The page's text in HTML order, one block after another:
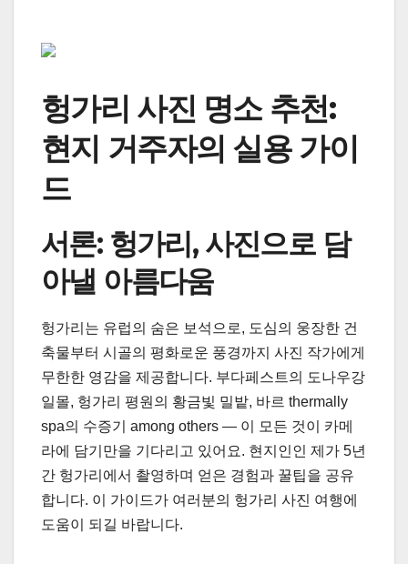
헝가리 사진 명소 추천:
현지 거주자의 실용 가이
드
서론: 헝가리, 사진으로 담
아낼 아름다움
헝가리는 유럽의 숨은 보석으로, 도심의 웅장한 건
축물부터 시골의 평화로운 풍경까지 사진 작가에게
무한한 영감을 제공합니다. 부다페스트의 도나우강
일몰, 헝가리 평원의 황금빛 밀밭, 바르 thermally
spa의 수증기 among others — 이 모든 것이 카메
라에 담기만을 기다리고 있어요. 현지인인 제가 5년
간 헝가리에서 촬영하며 얻은 경험과 꿀팁을 공유
합니다. 이 가이드가 여러분의 헝가리 사진 여행에
도움이 되길 바랍니다.